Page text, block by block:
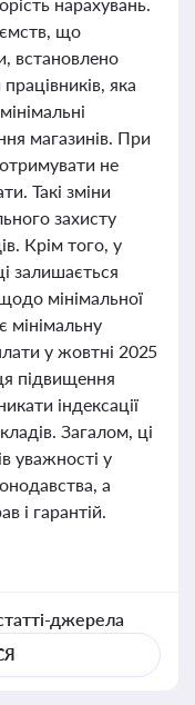
що
встановлено
яка
магазинів. При
не
Такі зміни
захисту
Крім того, у
залишається
мінімальної
мінімальну
у жовтні 2025
підвищення
індексації
Загалом, ці
уважності у
а
і гарантій.
джерела